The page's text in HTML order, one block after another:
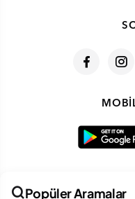
Popüler Aramalar